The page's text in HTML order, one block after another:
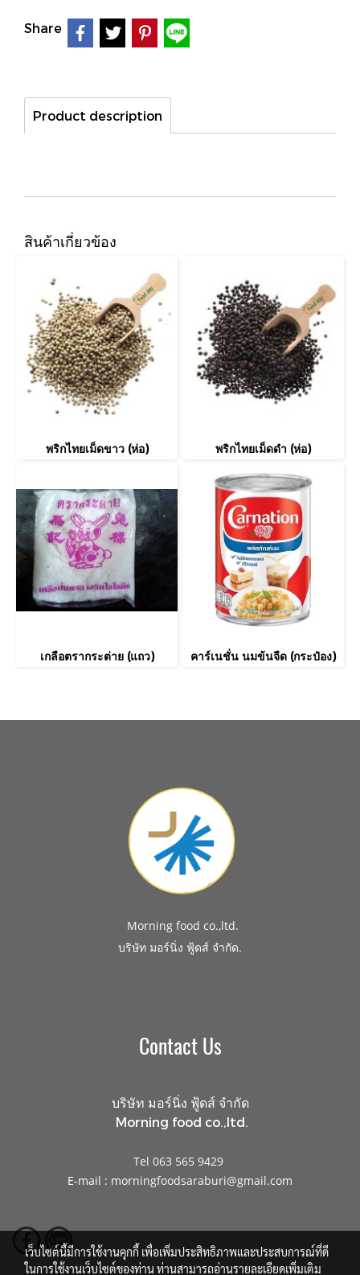
Share
Product description
สินค้าเกี่ยวข้อง
พริกไทยเม็ดขาว (ห่อ) พริกไทยเม็ดดำ (ห่อ)
เกลือตรากระต่าย (แถว) คาร์เนชั่น นมข้นจืด (กระป๋อง)
Morning food co.,ltd.
บริษัท มอร์นิ่ง ฟู้ดส์ จำกัด.
Contact Us
บริษัท มอร์นิ่ง ฟู้ดส์ จำกัด
Morning food co.,ltd.
Tel 063 565 9429
E-mail : morningfoodsaraburi@gmail.com
เว็บไซต์นี้มีการใช้งานคุกกี้ เพื่อเพิ่มประสิทธิภาพและประสบการณ์ที่ดี
ในการใช้งานเว็บไซต์ของท่าน ท่านสามารถอ่านรายละเอียดเพิ่มเติม